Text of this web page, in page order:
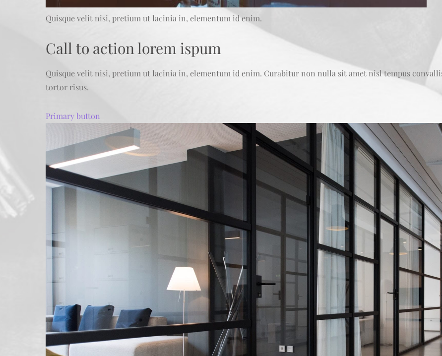
Quisque velit nisi, pretium ut lacinia in, elementum id enim.
Call to action lorem ispum
Quisque velit nisi, pretium ut lacinia in, elementum id enim. Curabitur non nulla sit amet nisl tempus
tortor risus.
Primary button